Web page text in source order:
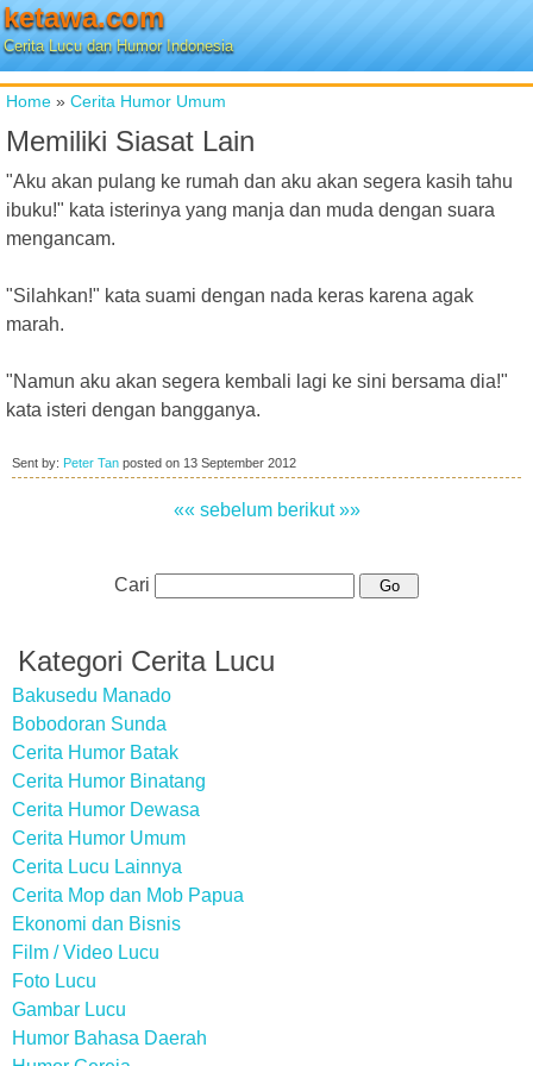
ketawa.com
Cerita Lucu dan Humor Indonesia
Home » Cerita Humor Umum
Memiliki Siasat Lain
"Aku akan pulang ke rumah dan aku akan segera kasih tahu
ibuku!" kata isterinya yang manja dan muda dengan suara
mengancam.
"Silahkan!" kata suami dengan nada keras karena agak
marah.
"Namun aku akan segera kembali lagi ke sini bersama dia!"
kata isteri dengan bangganya.
Sent by: Peter Tan posted on 13 September 2012
«« sebelum berikut »»
Cari
Kategori Cerita Lucu
Bakusedu Manado
Bobodoran Sunda
Cerita Humor Batak
Cerita Humor Binatang
Cerita Humor Dewasa
Cerita Humor Umum
Cerita Lucu Lainnya
Cerita Mop dan Mob Papua
Ekonomi dan Bisnis
Film / Video Lucu
Foto Lucu
Gambar Lucu
Humor Bahasa Daerah